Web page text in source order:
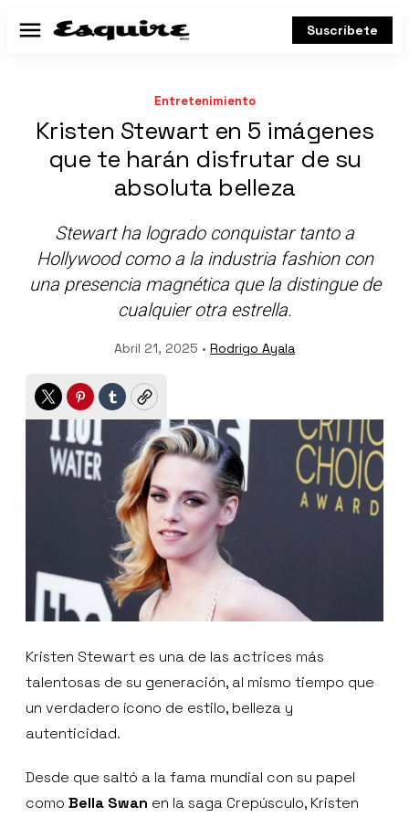
Menú Suscríbete
Entretenimiento
Kristen Stewart en 5 imágenes
que te harán disfrutar de su
absoluta belleza
Stewart ha logrado conquistar tanto a
Hollywood como a la industria fashion con
una presencia magnética que la distingue de
cualquier otra estrella.
Abril 21, 2025 • Rodrigo Ayala
TwitterPinterest
TumblrCopy
Kristen Stewart es una de las actrices más
talentosas de su generación, al mismo tiempo que
un verdadero ícono de estilo, belleza y
autenticidad.
Desde que saltó a la fama mundial con su papel
como Bella Swan en la saga Crepúsculo, Kristen